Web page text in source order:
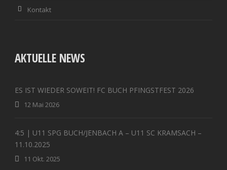
Kontakt
AKTUELLE NEWS
ES IST WIEDER SOWEIT! FC BUCH PFINGSTFEST 2026
12 Mai 2026
4:5 | U11 SPG BUCH/JENBACH A – U11 SC KRAMSACH –
11.10.2025
11 Okt. 2025